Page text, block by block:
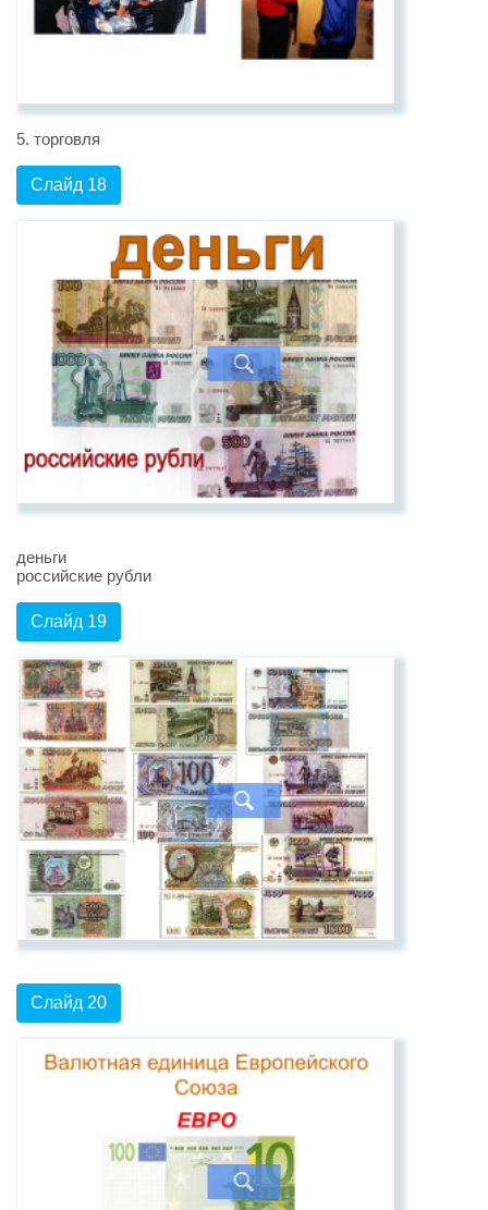
5. торговля
Слайд 18
деньги
российские рубли
Слайд 19
Слайд 20